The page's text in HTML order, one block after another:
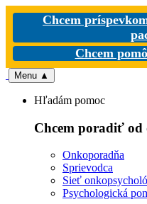
Chcem
Chcem
Menu ▲
Hľadám pomoc
Chcem poradiť
Onkoporadňa
Sprievodca
Sieť
Psychologická